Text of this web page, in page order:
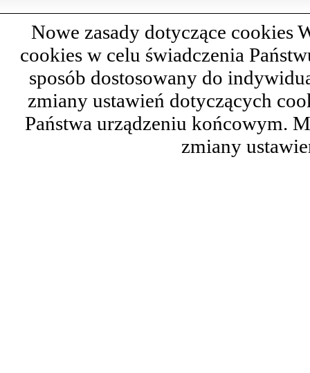
Nowe zasady dotyczące cookies
cookies w celu świadczenia
sposób dostosowany do
zmiany ustawień dotyczących
Państwa urządzeniu końcowym.
zmiany